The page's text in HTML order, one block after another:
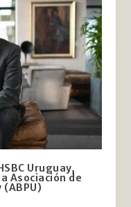
Uruguay,
Asociación de